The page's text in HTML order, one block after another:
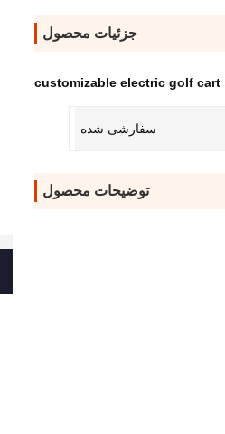
جزئیات محصول
customizable electric golf cart
سفارشی شده
توضیحات محصول